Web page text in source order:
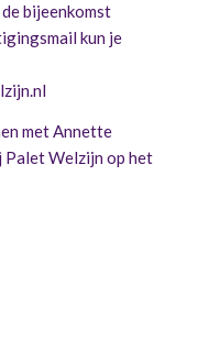
bijeenkomst
kun je
met Annette
Welzijn op het